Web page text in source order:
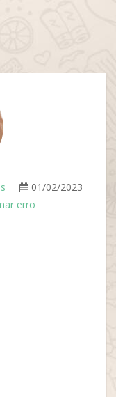
01/02/2023
erro